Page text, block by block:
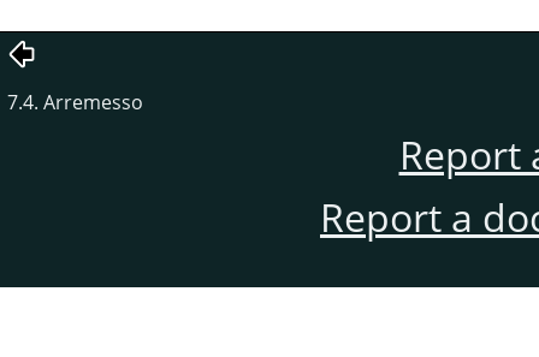
7.4. Arremesso
Report
Report a